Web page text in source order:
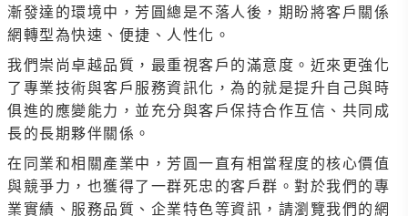
漸發達的環境中，芳圓總是不落人後，期盼將客戶關係
網轉型為快速、便捷、人性化。
我們崇尚卓越品質，最重視客戶的滿意度。近來更強化
了專業技術與客戶服務資訊化，為的就是提升自己與時
俱進的應變能力，並充分與客戶保持合作互信、共同成
長的長期夥伴關係。
在同業和相關產業中，芳圓一直有相當程度的核心價值
與競爭力，也獲得了一群死忠的客戶群。對於我們的專
業實績、服務品質、企業特色等資訊，請瀏覽我們的網